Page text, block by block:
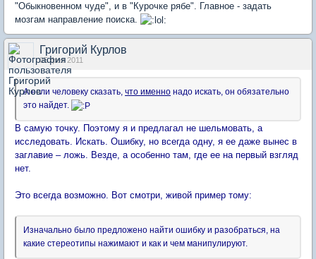
"Обыкновенном чуде", и в "Курочке рябе". Главное - задать
мозгам направление поиска.
Григорий Курлов
05 фев 2011
А если человеку сказать, что именно надо искать, он обязательно
это найдет.
В самую точку. Поэтому я и предлагал не шельмовать, а
исследовать. Искать. Ошибку, но всегда одну, я ее даже вынес в
заглавие – ложь. Везде, а особенно там, где ее на первый взгляд
нет.
Это всегда возможно. Вот смотри, живой пример тому:
Изначально было предложено найти ошибку и разобраться, на
какие стереотипы нажимают и как и чем манипулируют.